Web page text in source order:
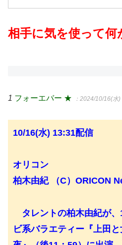
相手に気を使って何
1 フォーエバー ★ ：2024/10/16(水
10/16(水) 13:31配信
オリコン
柏木由紀 （C）ORICON
タレントの柏木由紀が、
ビ系バラエティー『上田